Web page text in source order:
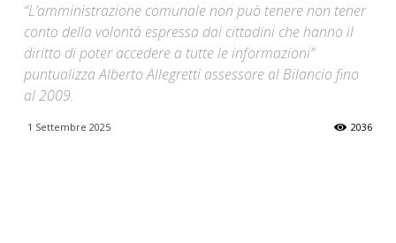
“L’amministrazione comunale non può tenere non tener
conto della volontà espressa dai cittadini che hanno il
diritto di poter accedere a tutte le informazioni”
puntualizza Alberto Allegretti assessore al Bilancio fino
al 2009.
1 Settembre 2025 2036